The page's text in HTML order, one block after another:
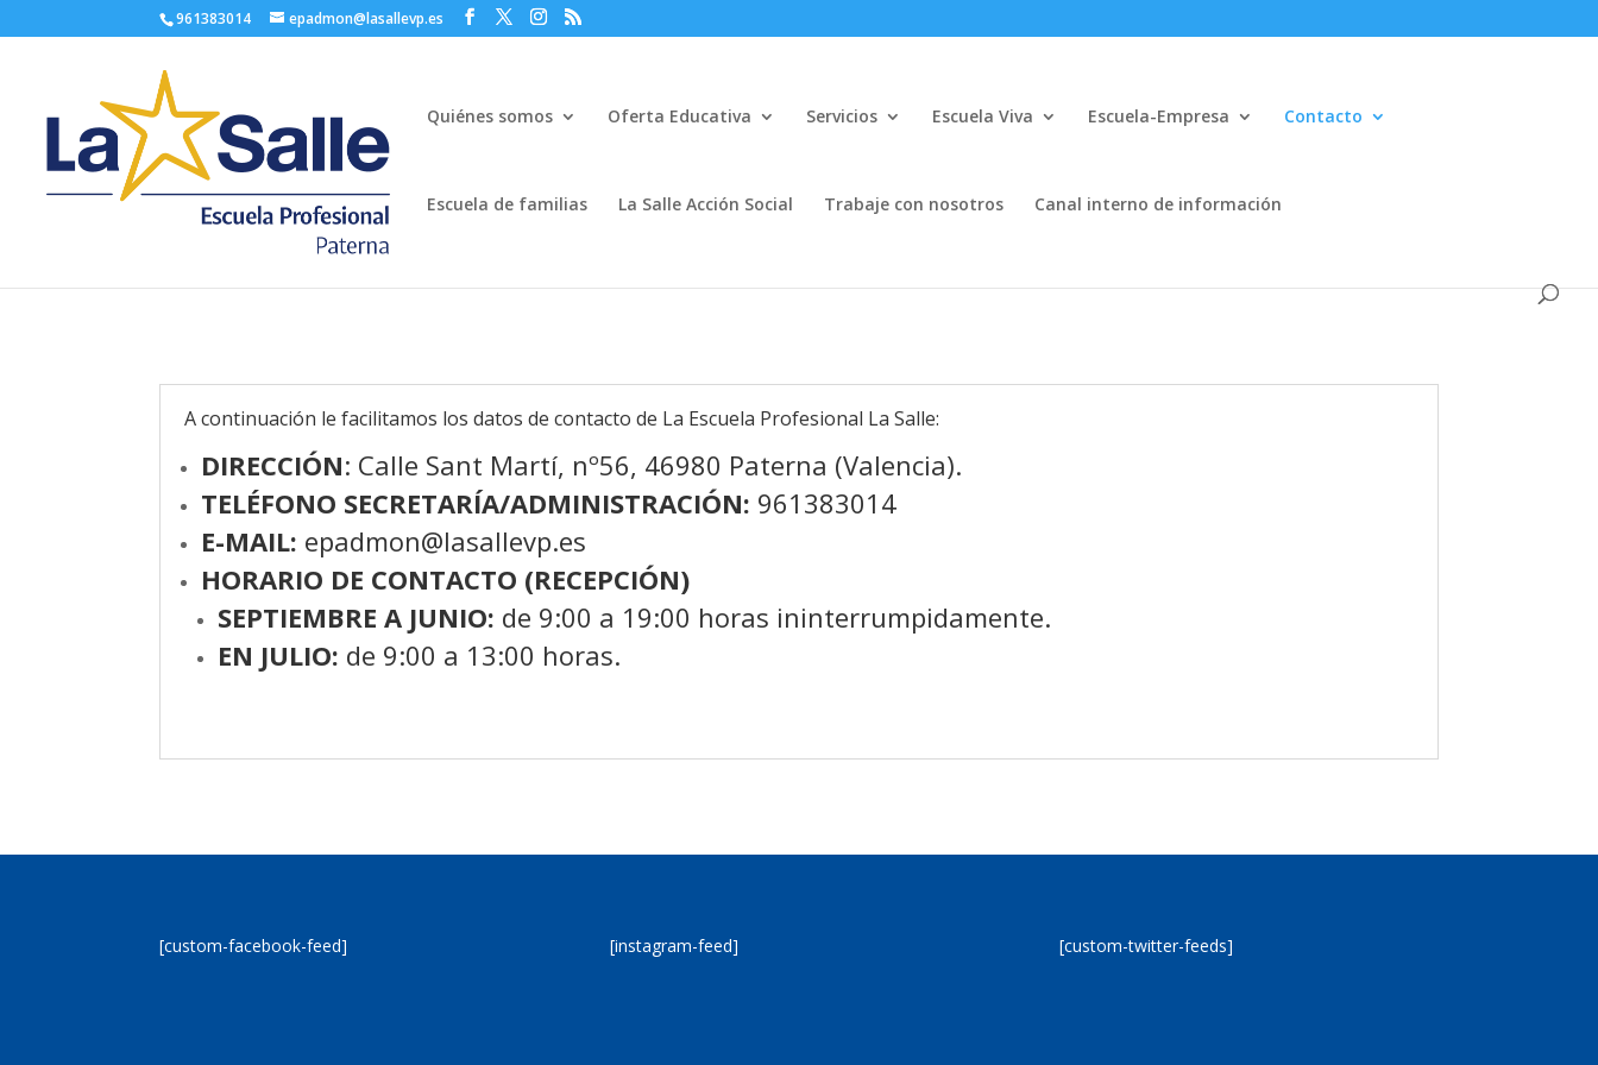
961383014 epadmon@lasallevp.es
Quiénes somos Oferta Educativa Servicios Escuela Viva Escuela-Empresa Contacto
Escuela de familias La Salle Acción Social Trabaje con nosotros Canal interno de información
A continuación le facilitamos los datos de contacto de La Escuela Profesional La Salle:
DIRECCIÓN: Calle Sant Martí, nº56, 46980 Paterna (Valencia).
TELÉFONO SECRETARÍA/ADMINISTRACIÓN: 961383014
E-MAIL: epadmon@lasallevp.es
HORARIO DE CONTACTO (RECEPCIÓN)
SEPTIEMBRE A JUNIO: de 9:00 a 19:00 horas ininterrumpidamente.
EN JULIO: de 9:00 a 13:00 horas.
[custom-facebook-feed] [instagram-feed] [custom-twitter-feeds]